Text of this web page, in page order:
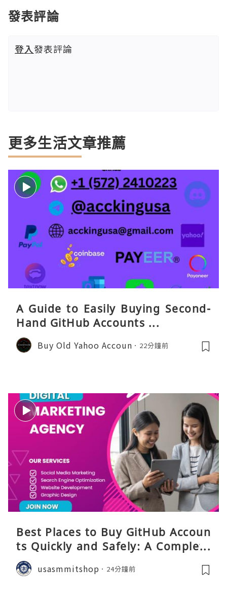
發表評論
登入發表評論
更多生活文章推薦
A Guide to Easily Buying Second-
Hand GitHub Accounts ...
Buy Old Yahoo Accoun 22分鐘前
Best Places to Buy GitHub Accoun
ts Quickly and Safely: A Complete
Guide
usasmmitshop 24分鐘前